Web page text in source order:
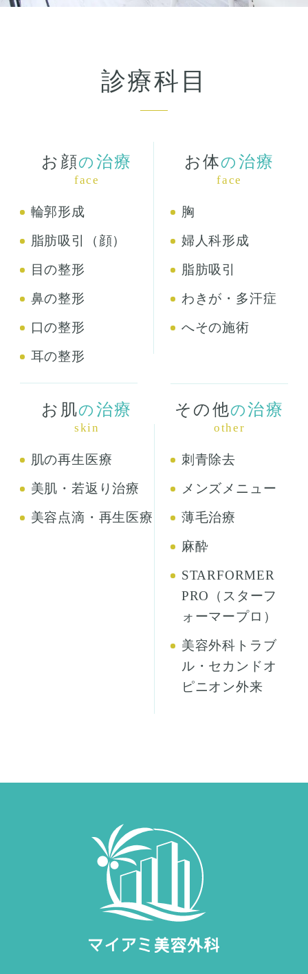
診療科目
お顔の 治療
face
輪郭形成
脂肪吸引（顔）
目の整形
鼻の整形
口の整形
耳の整形
お体の 治療
face
胸
婦人科形成
脂肪吸引
わきが・多汗症
へその施術
お肌の 治療
skin
肌の再生医療
美肌・若返り治療
美容点滴・再生医療
その他の治療
other
刺青除去
メンズメニュー
薄毛治療
麻酔
STARFORMER
PRO（スターフ
ォーマープロ）
美容外科トラブ
ル・セカンドオ
ピニオン外来